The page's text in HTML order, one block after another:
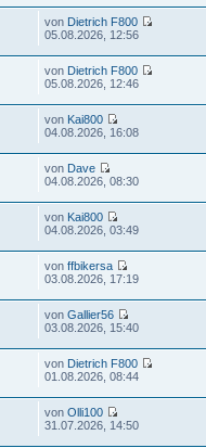
von Dietrich F800
05.08.2026, 12:56
von Dietrich F800
05.08.2026, 12:46
von Kai800
04.08.2026, 16:08
von Dave
04.08.2026, 08:30
von Kai800
04.08.2026, 03:49
vonffbikersa
03.08.2026, 17:19
vonGallier56
03.08.2026, 15:40
von Dietrich F800
01.08.2026, 08:44
vonOlli100
31.07.2026, 14:50